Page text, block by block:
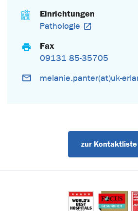
Einrichtungen
Pathologie
Fax
09131 85-35705
melanie.panter(at)uk-
zur Kontaktliste